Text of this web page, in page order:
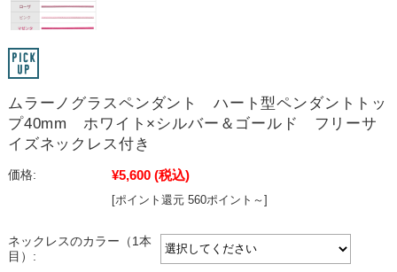
ムラーノグラスペンダント ハート型ペンダントトッ
プ40mm ホワイト×シルバー＆ゴールド フリーサ
イズネックレス付き
価格: ¥5,600 (税込)
[ポイント還元 560ポイント～]
ネックレスのカラー（1本
目）: